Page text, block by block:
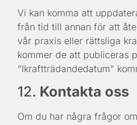
Vi kan komma att
från tid till annan för att
vår praxis eller rättsliga
kommer de att publiceras
“Ikraftträdandedatum”
12. Kontakta oss
Om du har några frågor